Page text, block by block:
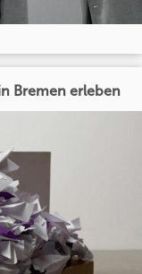
Bremen erleben